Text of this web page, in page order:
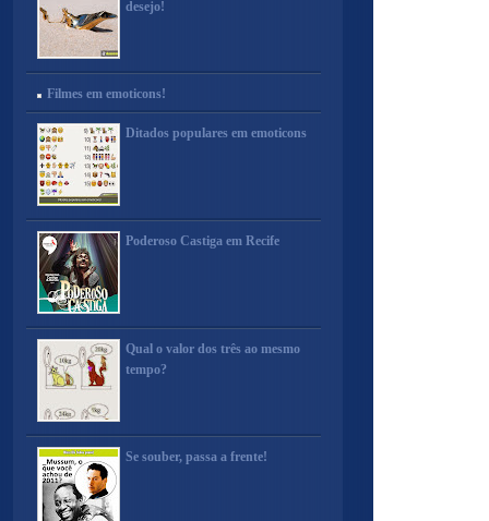
desejo!
Filmes em emoticons!
Ditados populares em emoticons
Poderoso Castiga em Recife
Qual o valor dos três ao mesmo
tempo?
Se souber, passa a frente!